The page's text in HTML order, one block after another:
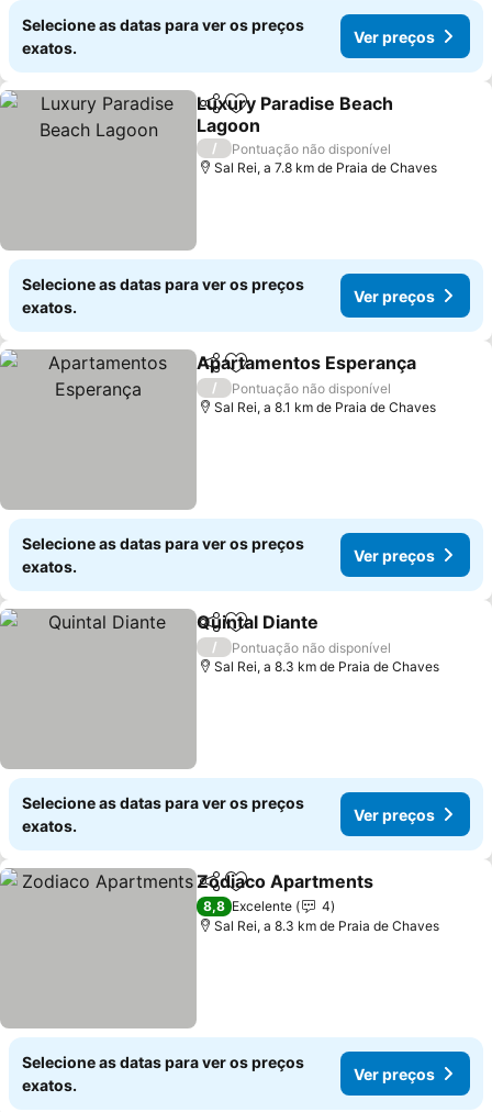
Selecione as datas para ver os preços
exatos.
Ver preços
PartilharAdicionar aos favoritos
Luxury Paradise Beach
Lagoon
Ver preços
/
Pontuação não disponível
Sal Rei, a 7.8 km de Praia de Chaves
Selecione as datas para ver os preços
exatos.
Ver preços
PartilharAdicionar aos favoritos
Apartamentos Esperança
/
Pontuação não disponível
Sal Rei, a 8.1 km de Praia de Chaves
Selecione as datas para ver os preços
exatos.
Ver preços
PartilharAdicionar aos favoritos
Quintal Diante
/
Pontuação não disponível
Sal Rei, a 8.3 km de Praia de Chaves
Selecione as datas para ver os preços
exatos.
Ver preços
PartilharAdicionar aos favoritos
Zodiaco Apartments
8,8 Excelente
4
Sal Rei, a 8.3 km de Praia de Chaves
Selecione as datas para ver os preços
exatos.
Ver preços